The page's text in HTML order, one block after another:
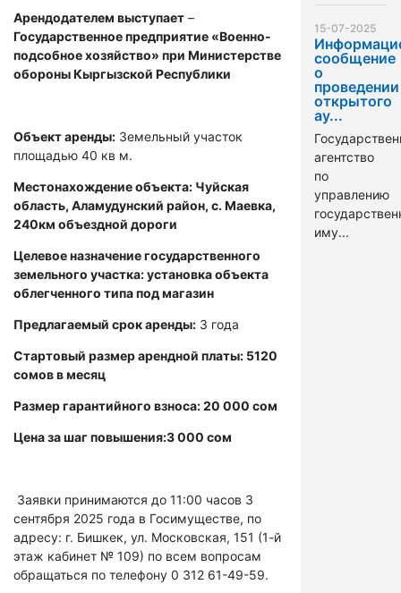
Арендодателем выступает –
Государственное предприятие «Военно-
подсобное хозяйство» при Министерстве
обороны Кыргызской Республики
Объект аренды: Земельный участок
площадью 40 кв м.
Местонахождение объекта: Чуйская
область, Аламудунский район, с. Маевка,
240км объездной дороги
Целевое назначение государственного
земельного участка: установка объекта
облегченного типа под магазин
Предлагаемый срок аренды: 3 года
Стартовый размер арендной платы: 5120
сомов в месяц
Размер гарантийного взноса: 20 000 сом
Цена за шаг повышения:3 000 сом
Заявки принимаются до 11:00 часов 3
сентября 2025 года в Госимуществе, по
адресу: г. Бишкек, ул. Московская, 151 (1-й
этаж кабинет № 109) по всем вопросам
обращаться по телефону 0 312 61-49-59.
15-07-2025
сообщение
о
проведении
открытого
ау...
агентство
по
управлению
иму...